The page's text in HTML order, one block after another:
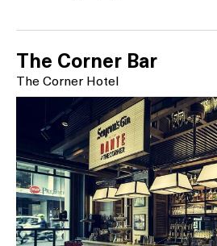
The Corner Bar
The Corner Hotel